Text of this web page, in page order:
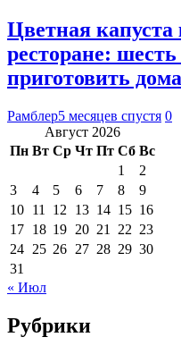
Цветная капуста
ресторане:
приготовить дома
Рамблер5 месяцев спустя 0
Август 2026
Пн Вт Ср Чт Пт Сб Вс
1
2
3
4 5 6 7 8
9
10 11 12 13 14 15 16
17 18 19 20 21 22 23
24 25 26 27 28 29 30
31
« Июл
Рубрики